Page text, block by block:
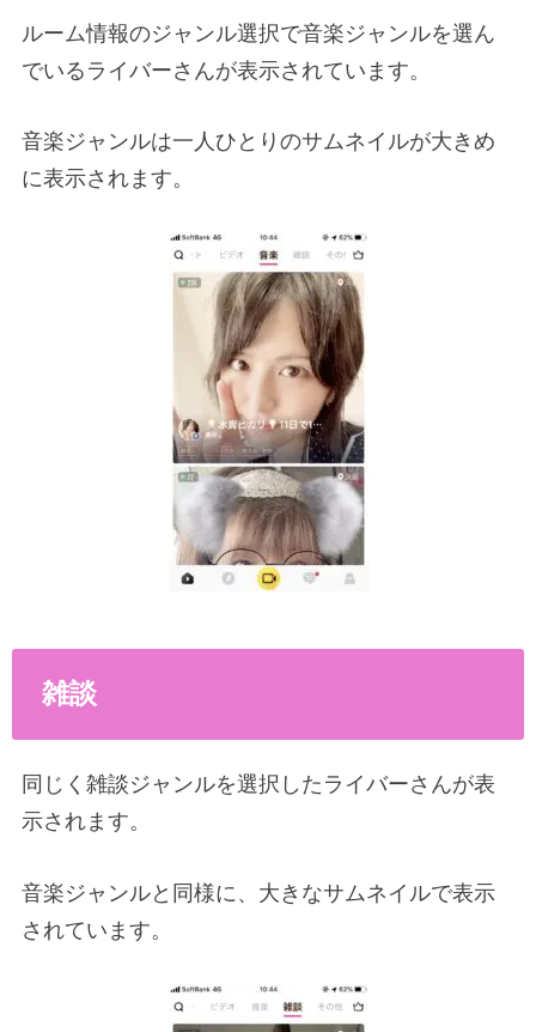
ルーム情報のジャンル選択で音楽ジャンルを選ん
でいるライバーさんが表示されています。
音楽ジャンルは一人ひとりのサムネイルが大きめ
に表示されます。
雑談
同じく雑談ジャンルを選択したライバーさんが表
示されます。
音楽ジャンルと同様に、大きなサムネイルで表示
されています。